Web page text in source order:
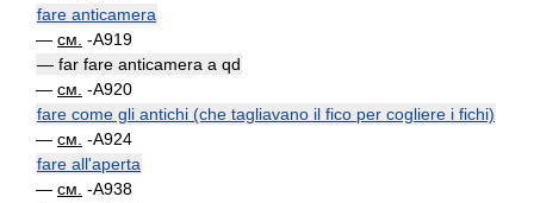
fare anticamera
— см. -A919
— far fare anticamera a qd
— см. -A920
fare come gli antichi (che tagliavano il fico per cogliere i fichi)
— см. -A924
fare all'aperta
— см. -A938